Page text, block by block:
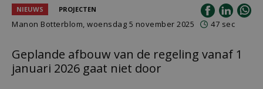
NIEUWS PROJECTEN
Manon Botterblom, woensdag 5 november 2025 47 sec
Geplande afbouw van de regeling vanaf 1
januari 2026 gaat niet door